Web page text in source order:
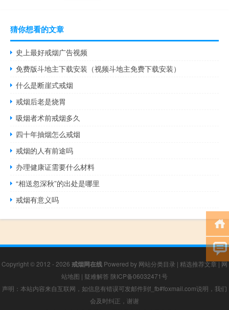
猜你想看的文章
史上最好戒烟广告视频
免费版斗地主下载安装（视频斗地主免费下载安装）
什么是断崖式戒烟
戒烟后老是烧胃
吸烟者术前戒烟多久
四十年抽烟怎么戒烟
戒烟的人有前途吗
办理健康证需要什么材料
“相送忽深秋”的出处是哪里
戒烟有意义吗
Copyright © 2012 - 2026 戒烟网在线 Powered by 网站分类目录 | 精选推荐文章|网
站地图 | 疑难解答 陕ICP备06032471号
声明：本站内容来自互联网，如信息有错误可发邮件到f_fb#foxmail.com说明，我们
会及时纠正，谢谢